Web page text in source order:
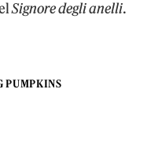
Signore degli anelli.
PUMPKINS